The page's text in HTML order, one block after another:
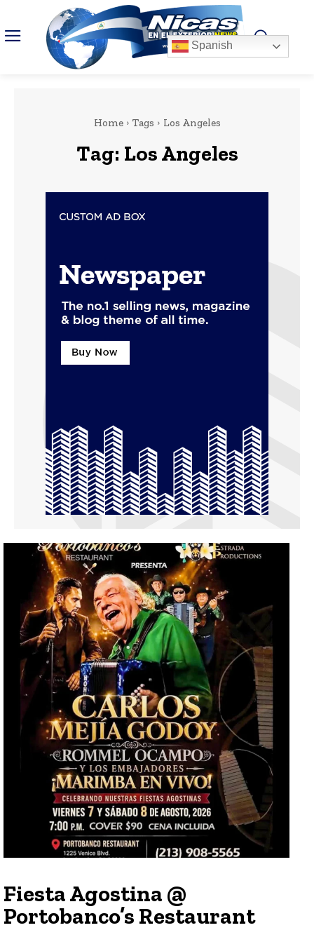
Home Tags Los Angeles
Tag: Los Angeles
Fiesta Agostina @
Portobanco’s Restaurant
Spanish